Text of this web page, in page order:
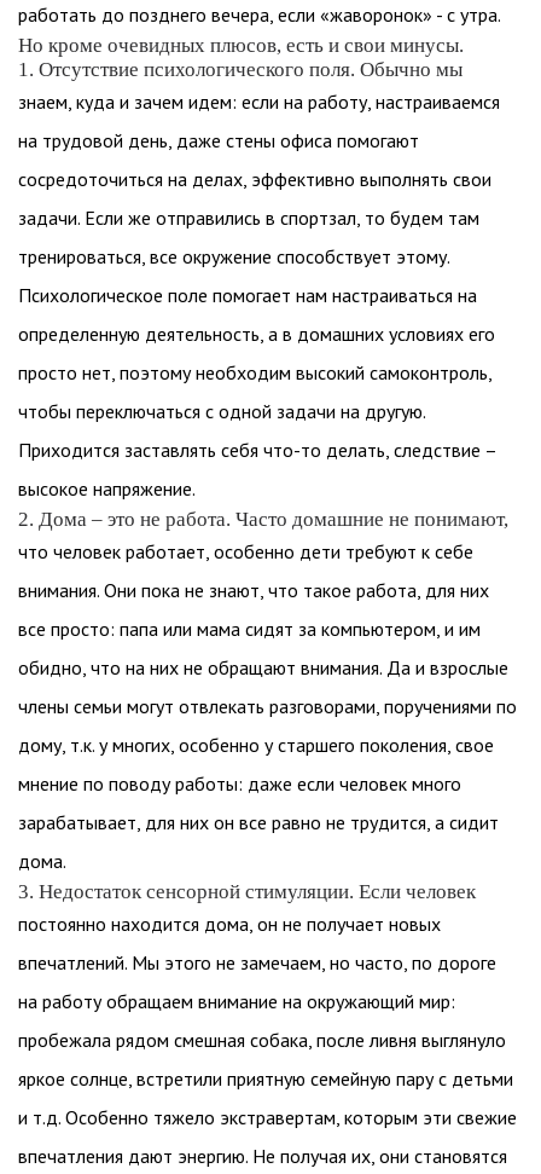
работать до позднего вечера, если «жаворонок» - с утра.
Но кроме очевидных плюсов, есть и свои минусы.
1. Отсутствие психологического поля. Обычно мы
знаем, куда и зачем идем: если на работу, настраиваемся
на трудовой день, даже стены офиса помогают
сосредоточиться на делах, эффективно выполнять свои
задачи. Если же отправились в спортзал, то будем там
тренироваться, все окружение способствует этому.
Психологическое поле помогает нам настраиваться на
определенную деятельность, а в домашних условиях его
просто нет, поэтому необходим высокий самоконтроль,
чтобы переключаться с одной задачи на другую.
Приходится заставлять себя что-то делать, следствие –
высокое напряжение.
2. Дома – это не работа. Часто домашние не понимают,
что человек работает, особенно дети требуют к себе
внимания. Они пока не знают, что такое работа, для них
все просто: папа или мама сидят за компьютером, и им
обидно, что на них не обращают внимания. Да и взрослые
члены семьи могут отвлекать разговорами, поручениями по
дому, т.к. у многих, особенно у старшего поколения, свое
мнение по поводу работы: даже если человек много
зарабатывает, для них он все равно не трудится, а сидит
дома.
3. Недостаток сенсорной стимуляции. Если человек
постоянно находится дома, он не получает новых
впечатлений. Мы этого не замечаем, но часто, по дороге
на работу обращаем внимание на окружающий мир:
пробежала рядом смешная собака, после ливня выглянуло
яркое солнце, встретили приятную семейную пару с детьми
и т.д. Особенно тяжело экстравертам, которым эти свежие
впечатления дают энергию. Не получая их, они становятся